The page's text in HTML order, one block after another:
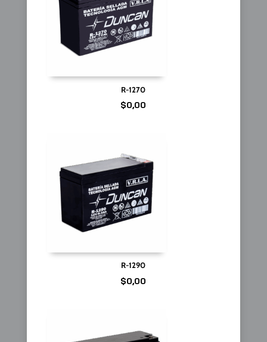
R-1270
$0,00
R-1290
$0,00